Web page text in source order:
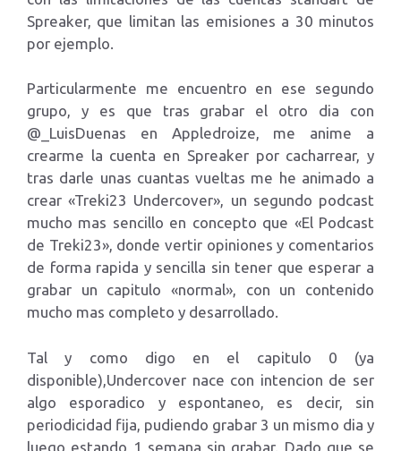
Spreaker, que limitan las emisiones a 30 minutos
por ejemplo.
Particularmente me encuentro en ese segundo
grupo, y es que tras grabar el otro dia con
@_LuisDuenas en Appledroize, me anime a
crearme la cuenta en Spreaker por cacharrear, y
tras darle unas cuantas vueltas me he animado a
crear «Treki23 Undercover», un segundo podcast
mucho mas sencillo en concepto que «El Podcast
de Treki23», donde vertir opiniones y comentarios
de forma rapida y sencilla sin tener que esperar a
grabar un capitulo «normal», con un contenido
mucho mas completo y desarrollado.
Tal y como digo en el capitulo 0 (ya
disponible),Undercover nace con intencion de ser
algo esporadico y espontaneo, es decir, sin
periodicidad fija, pudiendo grabar 3 un mismo dia y
luego estando 1 semana sin grabar. Dado que se